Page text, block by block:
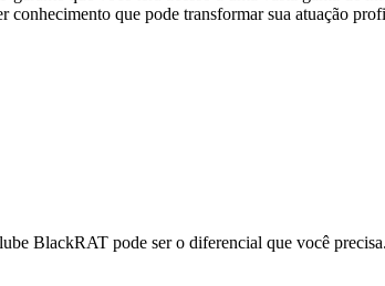
conhecimento que pode transformar sua atuação
BlackRAT pode ser o diferencial que você